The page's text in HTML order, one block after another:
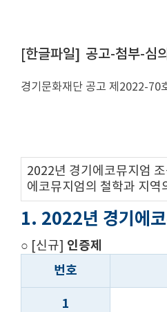
공고-첨부-심
경기문화재단 공고 제2022-70
2022년 경기에코뮤지엄
에코뮤지엄의 철학과 지역
1. 2022년 경기에
○ [신규] 인증제
번호
1